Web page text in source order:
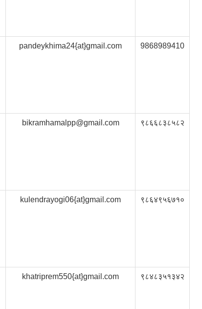
pandeykhima24{at}gmail.com 9868989410
bikramhamalpp@gmail.com ९८६६८३८५८२
kulendrayogi06{at}gmail.com ९८६४९५६७१०
khatriprem550{at}gmail.com ९८४८३५१३४२